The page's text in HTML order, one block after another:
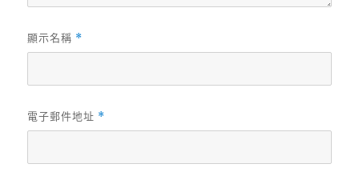
顯示名稱 *
電子郵件地址 *